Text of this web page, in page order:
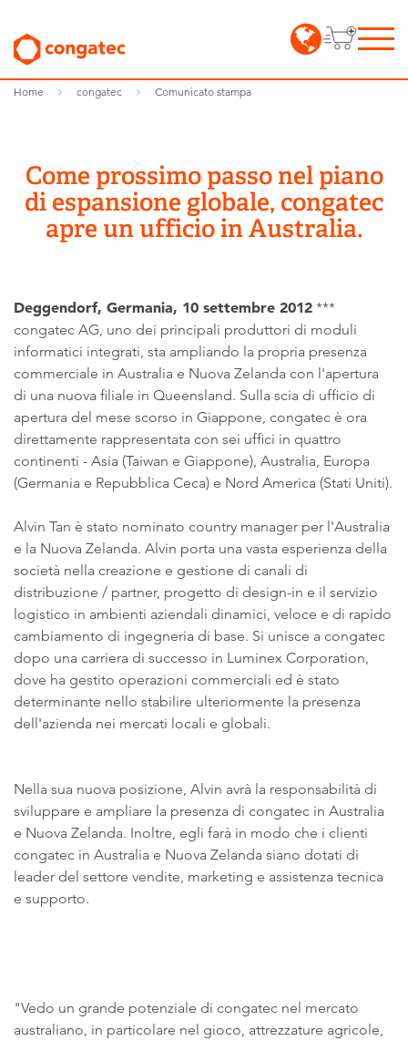
Home congatec Comunicato stampa
Come prossimo passo nel piano
di espansione globale, congatec
apre un ufficio in Australia.
Deggendorf, Germania, 10 settembre 2012 ***
congatec AG, uno dei principali produttori di moduli
informatici integrati, sta ampliando la propria presenza
commerciale in Australia e Nuova Zelanda con l'apertura
di una nuova filiale in Queensland. Sulla scia di ufficio di
apertura del mese scorso in Giappone, congatec è ora
direttamente rappresentata con sei uffici in quattro
continenti - Asia (Taiwan e Giappone), Australia, Europa
(Germania e Repubblica Ceca) e Nord America (Stati Uniti).
Alvin Tan è stato nominato country manager per l'Australia
e la Nuova Zelanda. Alvin porta una vasta esperienza della
società nella creazione e gestione di canali di
distribuzione / partner, progetto di design-in e il servizio
logistico in ambienti aziendali dinamici, veloce e di rapido
cambiamento di ingegneria di base. Si unisce a congatec
dopo una carriera di successo in Luminex Corporation,
dove ha gestito operazioni commerciali ed è stato
determinante nello stabilire ulteriormente la presenza
dell'azienda nei mercati locali e globali.
Nella sua nuova posizione, Alvin avrà la responsabilità di
sviluppare e ampliare la presenza di congatec in Australia
e Nuova Zelanda. Inoltre, egli farà in modo che i clienti
congatec in Australia e Nuova Zelanda siano dotati di
leader del settore vendite, marketing e assistenza tecnica
e supporto.
"Vedo un grande potenziale di congatec nel mercato
australiano, in particolare nel gioco, attrezzature agricole,